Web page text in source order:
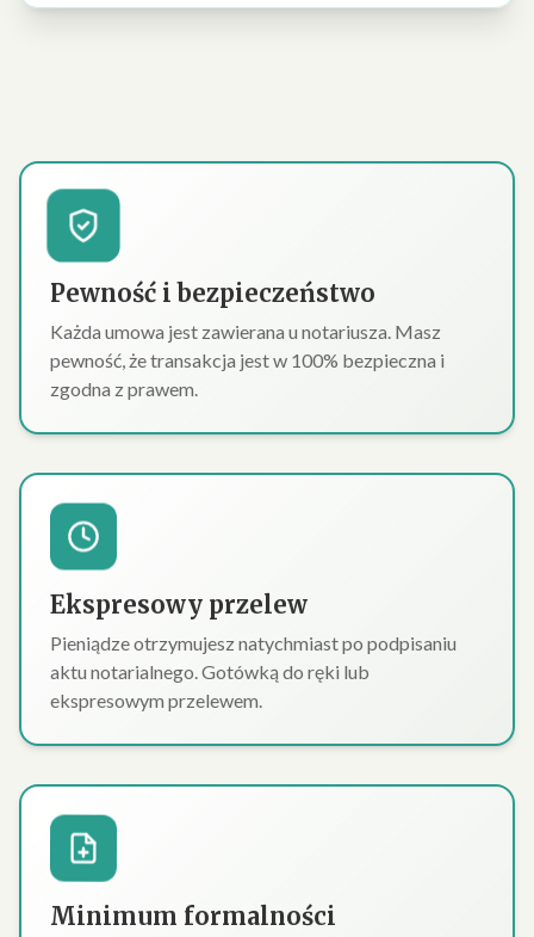
Pewność i bezpieczeństwo
Każda umowa jest zawierana u notariusza. Masz
pewność, że transakcja jest w 100% bezpieczna i
zgodna z prawem.
Ekspresowy przelew
Pieniądze otrzymujesz natychmiast po podpisaniu
aktu notarialnego. Gotówką do ręki lub
ekspresowym przelewem.
Minimum formalności